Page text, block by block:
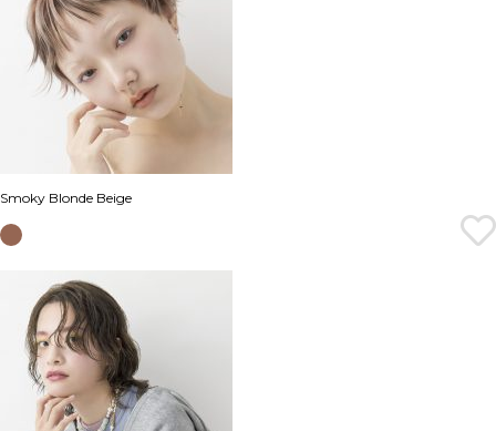
Smoky Blonde Beige